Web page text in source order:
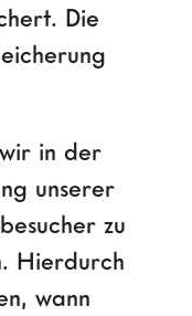
Die
in der
unserer
zu
Hierdurch
wann